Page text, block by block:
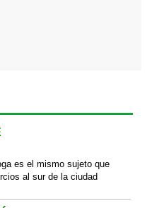
es el mismo sujeto que
al sur de la ciudad